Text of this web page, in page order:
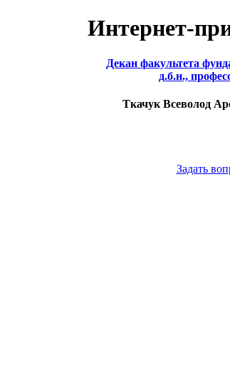
Интернет-
Декан факультета
д.б.н.,
Ткачук Всеволод
Задать